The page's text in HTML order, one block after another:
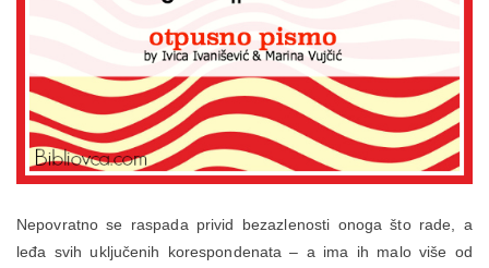
Nepovratno se raspada privid bezazlenosti onoga što rade, a
leđa svih uključenih korespondenata – a ima ih malo više od